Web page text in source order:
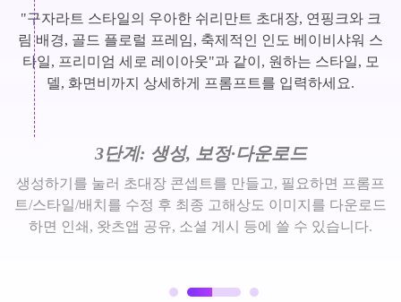
"구자라트 스타일의 우아한 쉬리만트 초대장, 연핑크와 크
림 배경, 골드 플로럴 프레임, 축제적인 인도 베이비샤워 스
타일, 프리미엄 세로 레이아웃"과 같이, 원하는 스타일, 모
델, 화면비까지 상세하게 프롬프트를 입력하세요.
3단계: 생성, 보정·다운로드
생성하기를 눌러 초대장 콘셉트를 만들고, 필요하면 프롬프
트/스타일/배치를 수정 후 최종 고해상도 이미지를 다운로드
하면 인쇄, 왓츠앱 공유, 소셜 게시 등에 쓸 수 있습니다.